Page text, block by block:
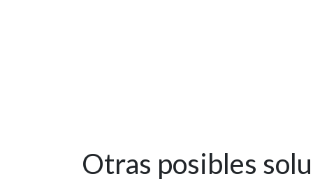
Otras posibles